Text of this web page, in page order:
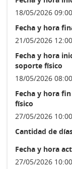
18/05/2026
Fecha y hora
21/05/2026
Fecha y hora
soporte físico
18/05/2026
Fecha y hora
físico
27/05/2026
Cantidad de
Fecha y hora
27/05/2026